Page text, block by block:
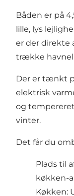
Båden er på
lille, lys
er der direkte
trække
Der er tænkt
elektrisk
og
vinter.
Det får du
Plads til
køkken-
Køkken: